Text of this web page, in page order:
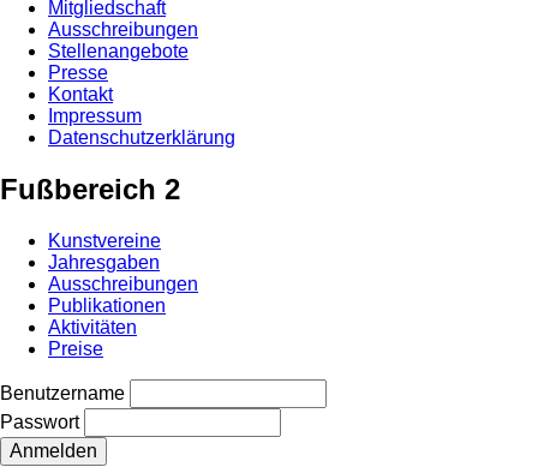
Mitgliedschaft
Ausschreibungen
Stellenangebote
Presse
Kontakt
Impressum
Datenschutzerklärung
Fußbereich 2
Kunstvereine
Jahresgaben
Ausschreibungen
Publikationen
Aktivitäten
Preise
Benutzername
Passwort